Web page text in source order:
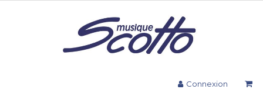
Connexion